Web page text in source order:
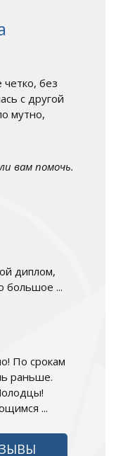
без
с другой
мутно,
вам помочь.
диплом,
большое ...
По срокам
раньше.
...